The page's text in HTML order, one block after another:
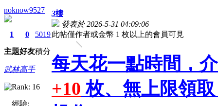
noknow9527
1
主題
0
好友
5019
積分
武林高手
經驗:
3樓
發表於 2026-5-31 04:09:06
此帖僅作者或金幣 1 枚以上的會員可見
每天花一點時間，
+10 枚、無上限領